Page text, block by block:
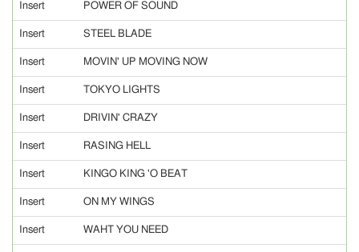
Insert POWER OF SOUND
Insert STEEL BLADE
Insert MOVIN' UP MOVING NOW
Insert TOKYO LIGHTS
Insert DRIVIN' CRAZY
Insert RASING HELL
Insert KINGO KING 'O BEAT
Insert ON MY WINGS
Insert WAHT YOU NEED